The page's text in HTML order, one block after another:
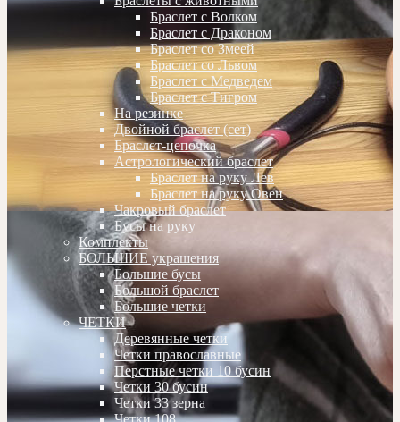
Браслет с Волком
Браслет с Драконом
Браслет со Змеей
Браслет со Львом
Браслет с Медведем
Браслет с Тигром
На резинке
Двойной браслет (сет)
Браслет-цепочка
Астрологический браслет
Браслет на руку Лев
Браслет на руку Овен
Чакровый браслет
Бусы на руку
Комплекты
БОЛЬШИЕ украшения
Большие бусы
Большой браслет
Большие четки
ЧЕТКИ
Деревянные четки
Четки православные
Перстные четки 10 бусин
Четки 30 бусин
Четки 33 зерна
Четки 108